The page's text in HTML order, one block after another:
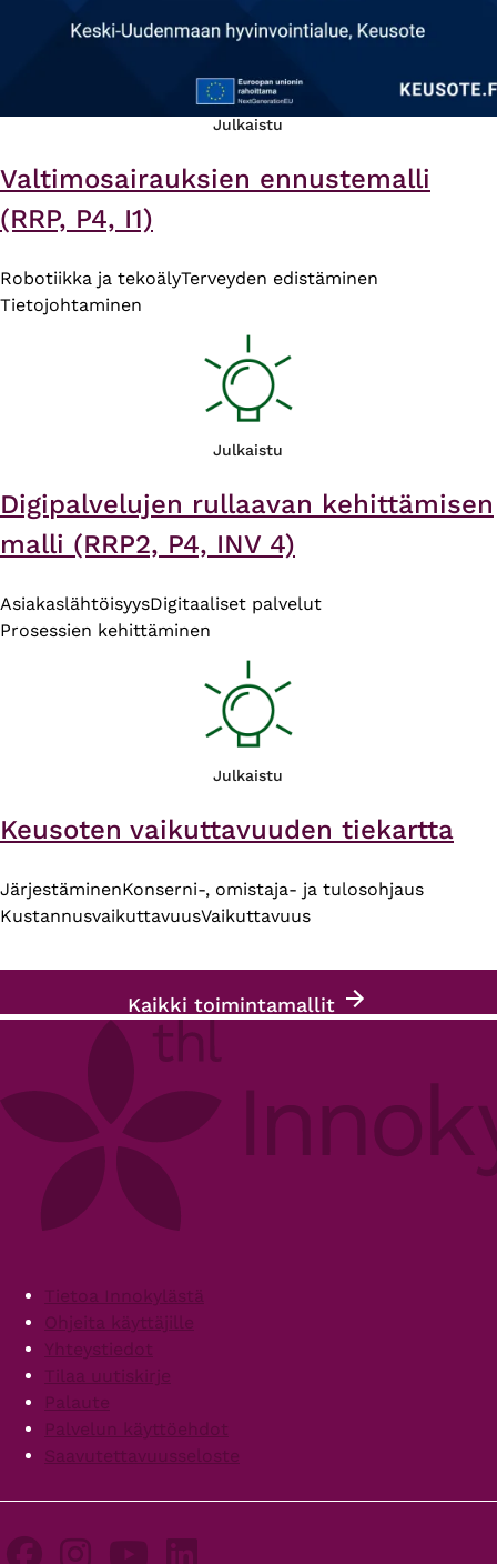
Julkaistu
Valtimosairauksien ennustemalli
(RRP, P4, I1)
Robotiikka ja tekoälyTerveyden edistäminen
Tietojohtaminen
Julkaistu
Digipalvelujen rullaavan kehittämisen
malli (RRP2, P4, INV 4)
AsiakaslähtöisyysDigitaaliset palvelut
Prosessien kehittäminen
Julkaistu
Keusoten vaikuttavuuden tiekartta
JärjestäminenKonserni-, omistaja- ja tulosohjaus
KustannusvaikuttavuusVaikuttavuus
Kaikki toimintamallit
FooterTietoa Innokylästä
Ohjeita käyttäjille
Yhteystiedot
Tilaa uutiskirje
Palaute
Palvelun käyttöehdot
Saavutettavuusseloste